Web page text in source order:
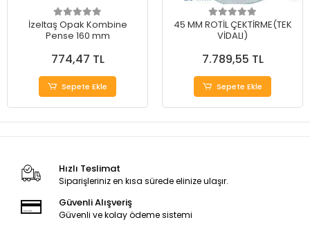
İzeltaş Opak Kombine
Pense 160 mm
774,47 TL
Sepete Ekle
45 MM ROTİL ÇEKTİRME(TEK
VİDALI)
7.789,55 TL
Sepete Ekle
Hızlı Teslimat
Siparişleriniz en kısa sürede elinize ulaşır.
Güvenli Alışveriş
Güvenli ve kolay ödeme sistemi